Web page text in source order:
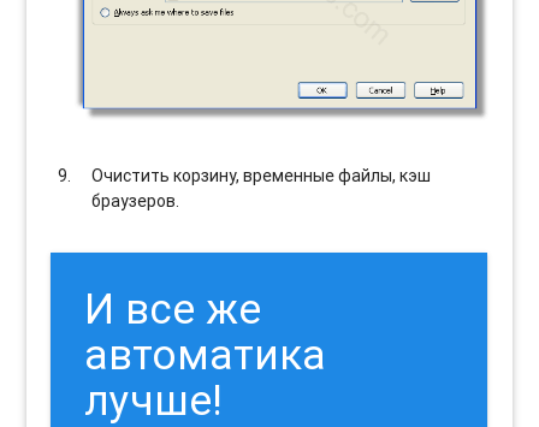
Очистить корзину, временные файлы, кэш
браузеров.
И все же
автоматика
лучше!